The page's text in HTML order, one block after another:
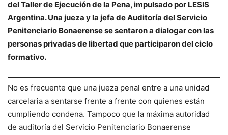
del Taller de Ejecución de la Pena, impulsado por LESIS
Argentina. Una jueza y la jefa de Auditoría del Servicio
Penitenciario Bonaerense se sentaron a dialogar con las
personas privadas de libertad que participaron del ciclo
formativo.
No es frecuente que una jueza penal entre a una unidad
carcelaria a sentarse frente a frente con quienes están
cumpliendo condena. Tampoco que la máxima autoridad
de auditoría del Servicio Penitenciario Bonaerense